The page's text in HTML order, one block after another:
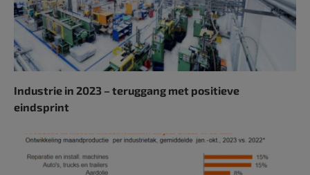
Industrie in 2023 – teruggang met positieve
eindsprint